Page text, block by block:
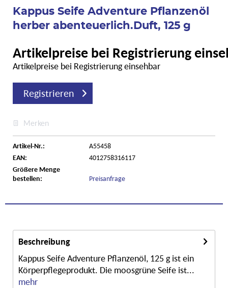
Kappus Seife Adventure Pflanzenöl
herber abenteuerlich.Duft, 125 g
Artikelpreise bei Registrierung
Artikelpreise bei Registrierung einsehbar
Registrieren
Merken
Artikel-Nr.:
A55458
EAN:
4012758316117
Größere Menge
bestellen:
Preisanfrage
Beschreibung
Kappus Seife Adventure Pflanzenöl, 125 g ist ein
Körperpflegeprodukt. Die moosgrüne Seife ist...
mehr